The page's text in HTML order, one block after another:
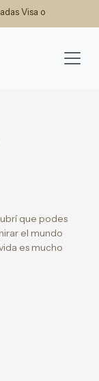
Visa o
que podes
el mundo
es mucho